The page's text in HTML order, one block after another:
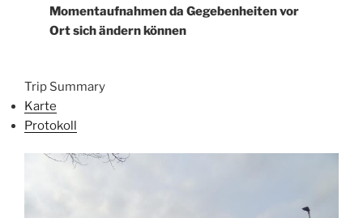
Momentaufnahmen da Gegebenheiten vor
Ort sich ändern können
Trip Summary
Karte
Protokoll